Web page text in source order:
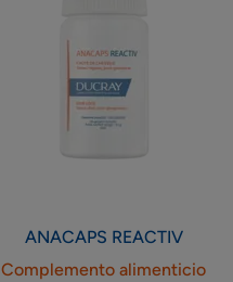
ANACAPS REACTIV
Complemento alimenticio